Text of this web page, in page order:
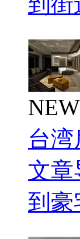
NEW
台
文章
到